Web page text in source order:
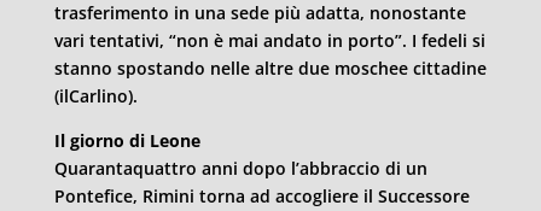
trasferimento in una sede più adatta, nonostante
vari tentativi, “non è mai andato in porto”. I fedeli si
stanno spostando nelle altre due moschee cittadine
(ilCarlino).
Il giorno di Leone
Quarantaquattro anni dopo l’abbraccio di un
Pontefice, Rimini torna ad accogliere il Successore